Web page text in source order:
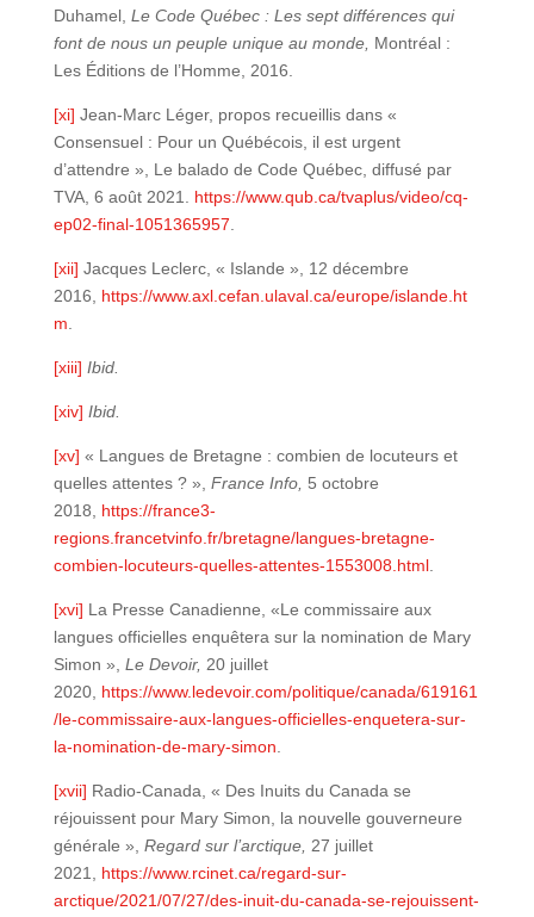
Duhamel, Le Code Québec : Les sept différences qui
font de nous un peuple unique au monde, Montréal :
Les Éditions de l’Homme, 2016.
[xi] Jean-Marc Léger, propos recueillis dans «
Consensuel : Pour un Québécois, il est urgent
d’attendre », Le balado de Code Québec, diffusé par
TVA, 6 août 2021. https://www.qub.ca/tvaplus/video/cq-
ep02-final-1051365957.
[xii] Jacques Leclerc, « Islande », 12 décembre
2016, https://www.axl.cefan.ulaval.ca/europe/islande.ht
m.
[xiii] Ibid.
[xiv] Ibid.
[xv] « Langues de Bretagne : combien de locuteurs et
quelles attentes ? », France Info, 5 octobre
2018, https://france3-
regions.francetvinfo.fr/bretagne/langues-bretagne-
combien-locuteurs-quelles-attentes-1553008.html.
[xvi] La Presse Canadienne, «Le commissaire aux
langues officielles enquêtera sur la nomination de Mary
Simon », Le Devoir, 20 juillet
2020, https://www.ledevoir.com/politique/canada/619161
/le-commissaire-aux-langues-officielles-enquetera-sur-
la-nomination-de-mary-simon.
[xvii] Radio-Canada, « Des Inuits du Canada se
réjouissent pour Mary Simon, la nouvelle gouverneure
générale », Regard sur l’arctique, 27 juillet
2021, https://www.rcinet.ca/regard-sur-
arctique/2021/07/27/des-inuit-du-canada-se-rejouissent-